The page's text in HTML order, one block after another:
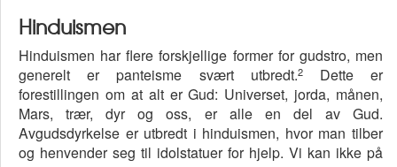
Hinduismen
Hinduismen har flere forskjellige former for gudstro, men
generelt er panteisme svært utbredt.2Dette er
forestillingen om at alt er Gud: Universet, jorda, månen,
Mars, trær, dyr og oss, er alle en del av Gud.
Avgudsdyrkelse er utbredt i hinduismen, hvor man tilber
og henvender seg til idolstatuer for hjelp. Vi kan ikke på